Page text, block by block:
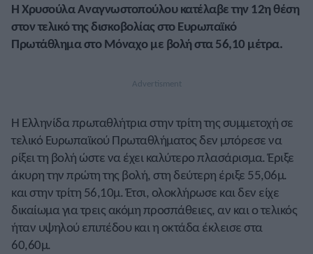
Η Χρυσούλα Αναγνωστοπούλου κατέλαβε την 12η θέση
στον τελικό της δισκοβολίας στο Ευρωπαϊκό
Πρωτάθλημα στο Μόναχο με βολή στα 56,10 μέτρα.
Η Ελληνίδα πρωταθλήτρια στην τρίτη της συμμετοχή σε
τελικό Ευρωπαϊκού Πρωταθλήματος δεν μπόρεσε να
ρίξει τη βολή ώστε να έχει καλύτερο πλασάρισμα. Έριξε
άκυρη την πρώτη της βολή, στη δεύτερη έριξε 55,06μ.
και στην τρίτη 56,10μ. Έτσι, ολοκλήρωσε και δεν είχε
δικαίωμα για τρεις ακόμη προσπάθειες, αν και ο τελικός
ήταν υψηλού επιπέδου και η οκτάδα έκλεισε στα
60,60μ.